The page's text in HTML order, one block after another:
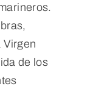
Virgen
de los